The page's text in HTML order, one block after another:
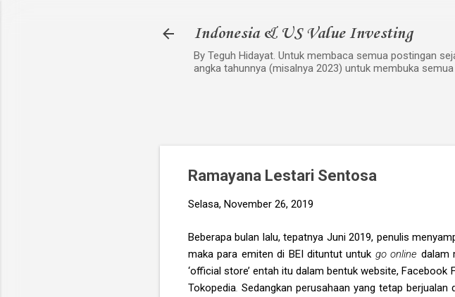
Indonesia & US Value Investing
By Teguh Hidayat. Untuk membaca semua postingan
angka tahunnya (misalnya 2023) untuk membuka
Ramayana Lestari Sentosa
Selasa, November 26, 2019
Beberapa bulan lalu, tepatnya Juni 2019, penulis
maka para emiten di BEI dituntut untuk go online dalam
‘official store’ entah itu dalam bentuk website, Facebook
Tokopedia Sedangkan perusahaan yang tetap